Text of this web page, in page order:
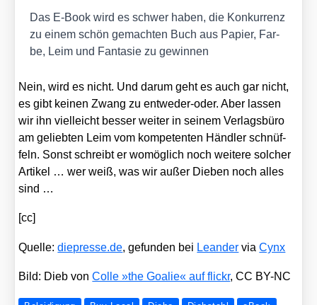
Das E‑Book wird es schwer haben, die Kon­kur­renz
zu einem schön gemach­ten Buch aus Papier, Far­
be, Leim und Fan­ta­sie zu gewin­nen
Nein, wird es nicht. Und dar­um geht es auch gar nicht,
es gibt kei­nen Zwang zu ent­we­der-oder. Aber las­sen
wir ihn viel­leicht bes­ser wei­ter in sei­nem Ver­lags­bü­ro
am gelieb­ten Leim vom kom­pe­ten­ten Händ­ler schnüf­
feln. Sonst schreibt er womög­lich noch wei­te­re sol­cher
Arti­kel … wer weiß, was wir außer Die­ben noch alles
sind …
[cc]
Quel­le:die​pres​se​.de, gefun­den bei Lean­der viaCynx
Bild: Dieb vonCol­le »the Goa­lie« auf flickr, CC BY-NC